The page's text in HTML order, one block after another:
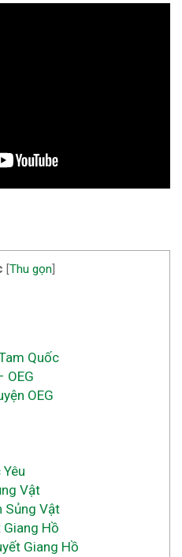
[Thu gọn]
Quốc
OEG
OEG
Vật
Sủng Vật
Hồ
Giang Hồ